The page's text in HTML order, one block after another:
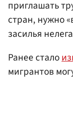
приглашать
стран, нужно
засилья
Ранее стало
мигрантов